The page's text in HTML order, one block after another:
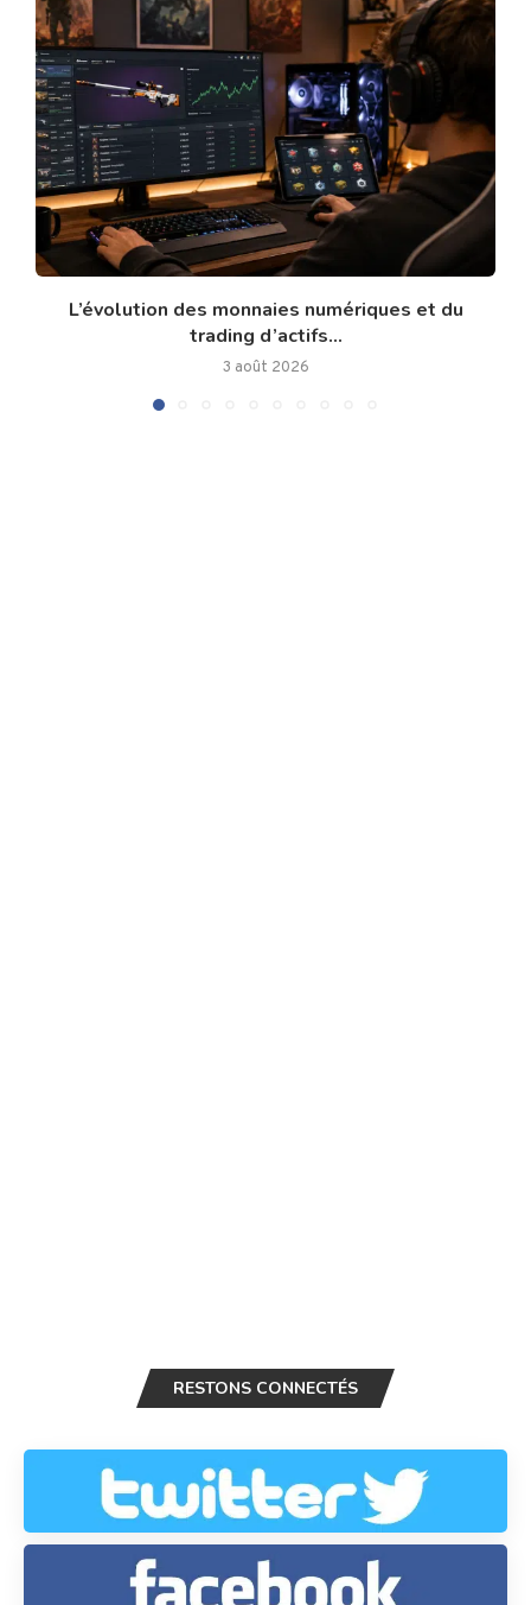
L’évolution des monnaies numériques et du
trading d’actifs...
3 août 2026
RESTONS CONNECTÉS